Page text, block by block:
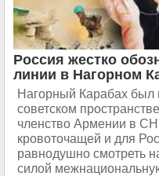
Россия жестко
линии в Нагорном
Нагорный Карабах
советском
членство Армении в
кровоточащей и для
равнодушно смотреть
силой